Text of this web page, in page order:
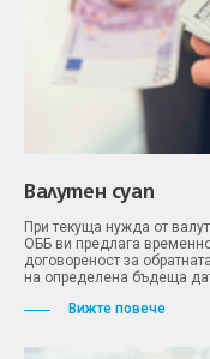
Валутен суап
При текуща нужда от
ОББ ви предлага
договореност за
на определена бъдеща
Вижте повече